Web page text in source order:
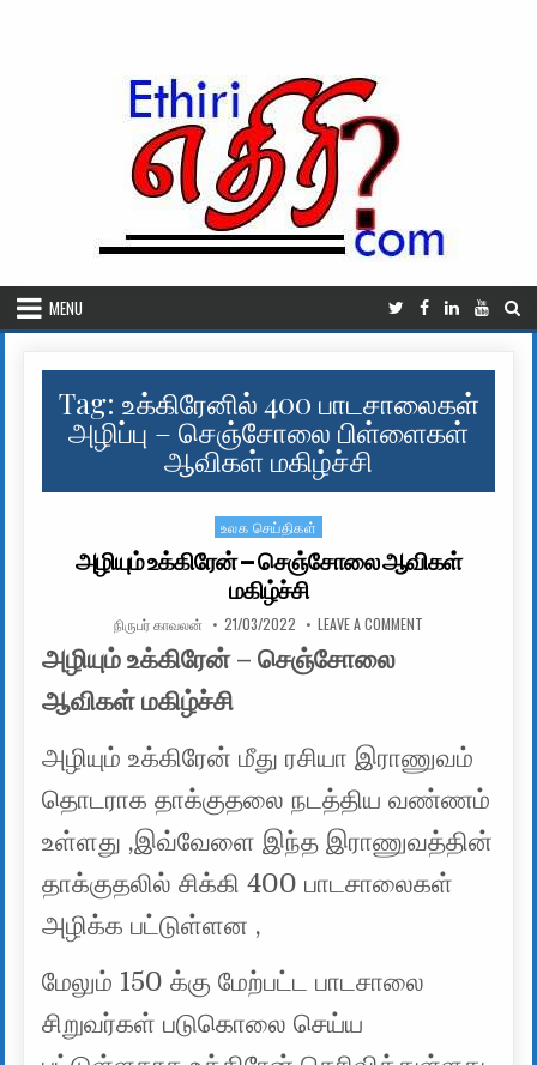
MENU
Tag: உக்கிரேனில் 400 பாடசாலைகள்
அழிப்பு – செஞ்சோலை பிள்ளைகள்
ஆவிகள் மகிழ்ச்சி
Posted in
உலக செய்திகள்
அழியும் உக்கிரேன் – செஞ்சோலை ஆவிகள்
மகிழ்ச்சி
AUTHOR:
நிருபர் காவலன் PUBLISHED DATE:
21/03/2022 LEAVE A COMMENT
அழியும் உக்கிரேன் – செஞ்சோலை
ஆவிகள் மகிழ்ச்சி
அழியும் உக்கிரேன் மீது ரசியா இராணுவம்
தொடராக தாக்குதலை நடத்திய வண்ணம்
உள்ளது ,இவ்வேளை இந்த இராணுவத்தின்
தாக்குதலில் சிக்கி 400 பாடசாலைகள்
அழிக்க பட்டுள்ளன ,
மேலும் 150 க்கு மேற்பட்ட பாடசாலை
சிறுவர்கள் படுகொலை செய்ய